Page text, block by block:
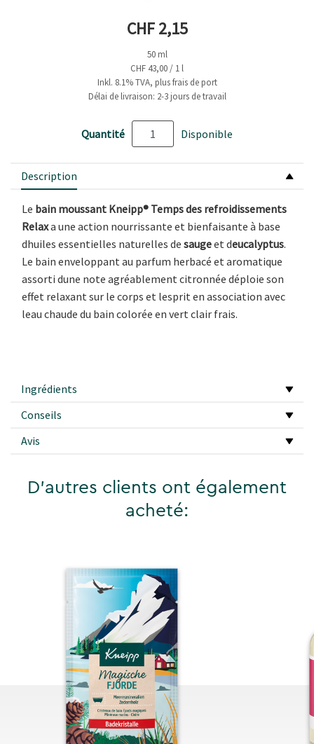
Prix actuel
CHF 2,15
50 ml
CHF 43,00 / 1 l
Inkl. 8.1% TVA, plus frais de port
Délai de livraison: 2-3 jours de travail
Quantité Disponible
Description
Le bain moussant Kneipp® Temps des refroidissements
Relaxa une action nourrissante et bienfaisante à base
dhuiles essentielles naturelles de saugeet deucalyptus.
Le bain enveloppant au parfum herbacé et aromatique
assorti dune note agréablement citronnée déploie son
effet relaxant sur le corps et lesprit en association avec
leau chaude du bain colorée en vert clair frais.
Ingrédients
Conseils
Avis
D'autres clients ont également
acheté: